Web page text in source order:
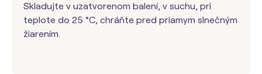
Skladujte v uzatvorenom balení, v suchu, pri
teplote do 25 °C, chráňte pred priamym slnečným
žiarením.